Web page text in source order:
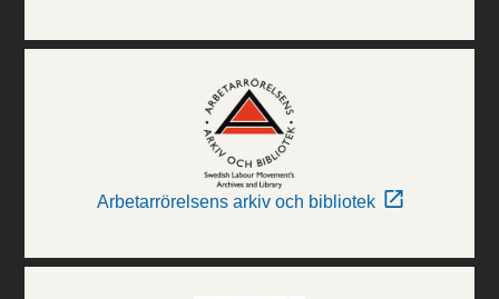
Arbetarrörelsens arkiv och bibliotek